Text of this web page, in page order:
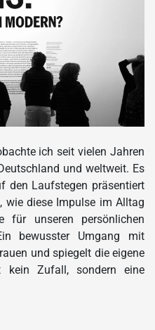
ich seit vielen Jahren
und weltweit. Es
den Laufstegen präsentiert
wie diese Impulse im Alltag
unseren persönlichen
bewusster Umgang mit
und spiegelt die eigene
kein Zufall, sondern eine